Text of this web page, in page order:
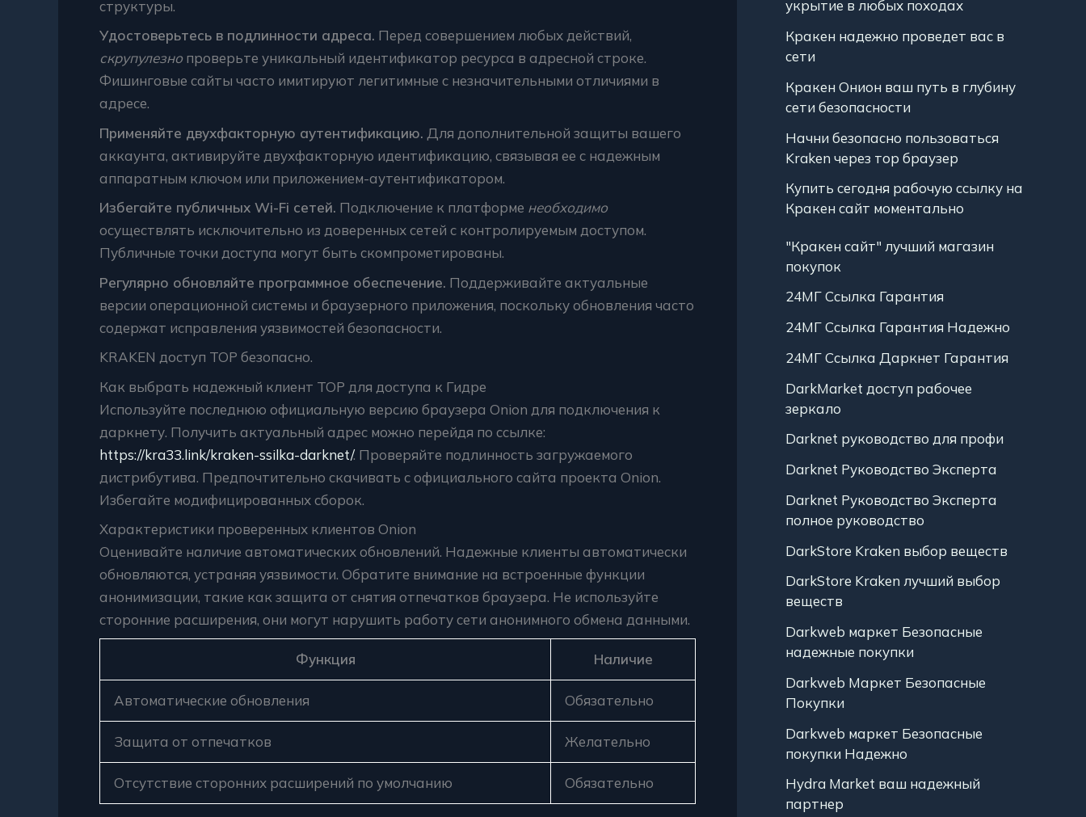
структуры.
Удостоверьтесь в подлинности адреса. Перед совершением любых действий,
скрупулезно проверьте уникальный идентификатор ресурса в адресной строке.
Фишинговые сайты часто имитируют легитимные с незначительными отличиями в
адресе.
Применяйте двухфакторную аутентификацию. Для дополнительной защиты вашего
аккаунта, активируйте двухфакторную идентификацию, связывая ее с надежным
аппаратным ключом или приложением-аутентификатором.
Избегайте публичных Wi-Fi сетей. Подключение к платформе необходимо
осуществлять исключительно из доверенных сетей с контролируемым доступом.
Публичные точки доступа могут быть скомпрометированы.
Регулярно обновляйте программное обеспечение. Поддерживайте актуальные
версии операционной системы и браузерного приложения, поскольку обновления часто
содержат исправления уязвимостей безопасности.
KRAKEN доступ ТОР безопасно.
Как выбрать надежный клиент ТОР для доступа к Гидре
Используйте последнюю официальную версию браузера Onion для подключения к
даркнету. Получить актуальный адрес можно перейдя по ссылке:
https://kra33.link/kraken-ssilka-darknet/. Проверяйте подлинность загружаемого
дистрибутива. Предпочтительно скачивать с официального сайта проекта Onion.
Избегайте модифицированных сборок.
Характеристики проверенных клиентов Onion
Оценивайте наличие автоматических обновлений. Надежные клиенты автоматически
обновляются, устраняя уязвимости. Обратите внимание на встроенные функции
анонимизации, такие как защита от снятия отпечатков браузера. Не используйте
сторонние расширения, они могут нарушить работу сети анонимного обмена данными.
Функция Наличие
Автоматические обновления Обязательно
Защита от отпечатков Желательно
Отсутствие сторонних расширений по умолчанию Обязательно
укрытие в любых походах
Кракен надежно проведет вас в
сети
Кракен Онион ваш путь в глубину
сети безопасности
Начни безопасно пользоваться
Kraken через тор браузер
Купить сегодня рабочую ссылку на
Кракен сайт моментально
"Кракен сайт" лучший магазин
покупок
24МГ Ссылка Гарантия
24МГ Ссылка Гарантия Надежно
24МГ Ссылка Даркнет Гарантия
DarkMarket доступ рабочее
зеркало
Darknet руководство для профи
Darknet Руководство Эксперта
Darknet Руководство Эксперта
полное руководство
DarkStore Kraken выбор веществ
DarkStore Kraken лучший выбор
веществ
Darkweb маркет Безопасные
надежные покупки
Darkweb Маркет Безопасные
Покупки
Darkweb маркет Безопасные
покупки Надежно
Hydra Market ваш надежный
партнер